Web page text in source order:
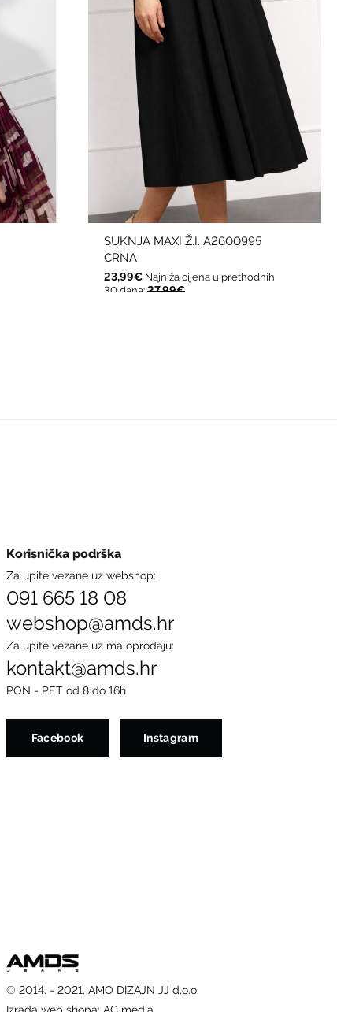
SUKNJA MAXI Ž.I. A2600995
CRNA
23,99€ Najniža cijena u prethodnih
30 dana: 27,99€
Korisnička podrška
Za upite vezane uz webshop:
091 665 18 08
webshop@amds.hr
Za upite vezane uz maloprodaju:
kontakt@amds.hr
PON - PET od 8 do 16h
Facebook Instagram
© 2014. - 2021. AMO DIZAJN JJ d.o.o.